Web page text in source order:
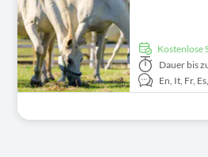
Dauer bis
En, It, Fr, Es,